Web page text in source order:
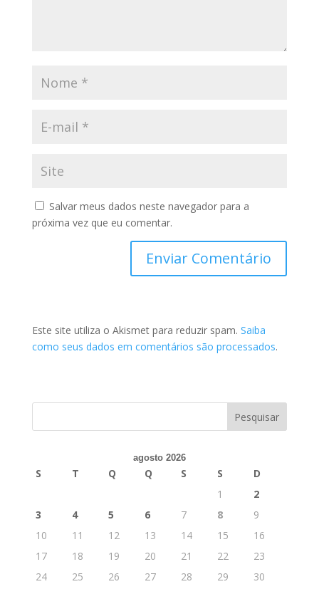
Salvar meus dados neste navegador para a
próxima vez que eu comentar.
Este site utiliza o Akismet para reduzir spam. Saiba
como seus dados em comentários são processados.
agosto 2026
S T Q Q S S
D
1
2
3
4 5 6 7 8
9
10
11 12 13 14 15
16
17
18 19 20 21 22
23
24
25 26 27 28 29
30